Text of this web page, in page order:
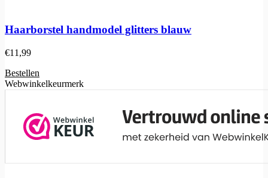
Haarborstel handmodel glitters blauw
€11,99
Bestellen
Webwinkelkeurmerk